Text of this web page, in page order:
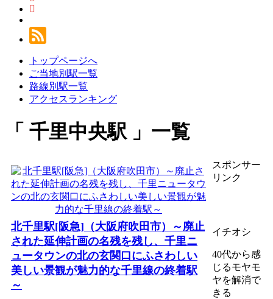
トップページへ
ご当地別駅一覧
路線別駅一覧
アクセスランキング
千里中央駅 一覧
北千里駅[阪急]（大阪府吹田市）～廃止
された延伸計画の名残を残し、千里ニ
ュータウンの北の玄関口にふさわしい
美しい景観が魅力的な千里線の終着駅
～
スポンサー
リンク
イチオシ
40代から感
じるモヤモ
ヤを解消で
きる